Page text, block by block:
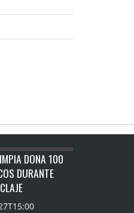
DONA 100
DURANTE